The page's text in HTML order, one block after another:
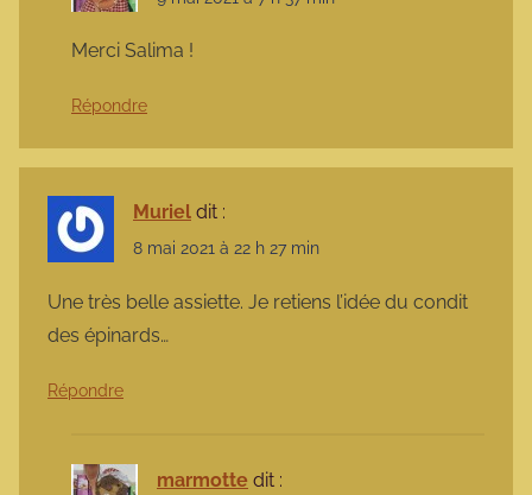
Merci Salima !
Répondre
Muriel dit :
8 mai 2021 à 22 h 27 min
Une très belle assiette. Je retiens l’idée du condit
des épinards…
Répondre
marmotte dit :